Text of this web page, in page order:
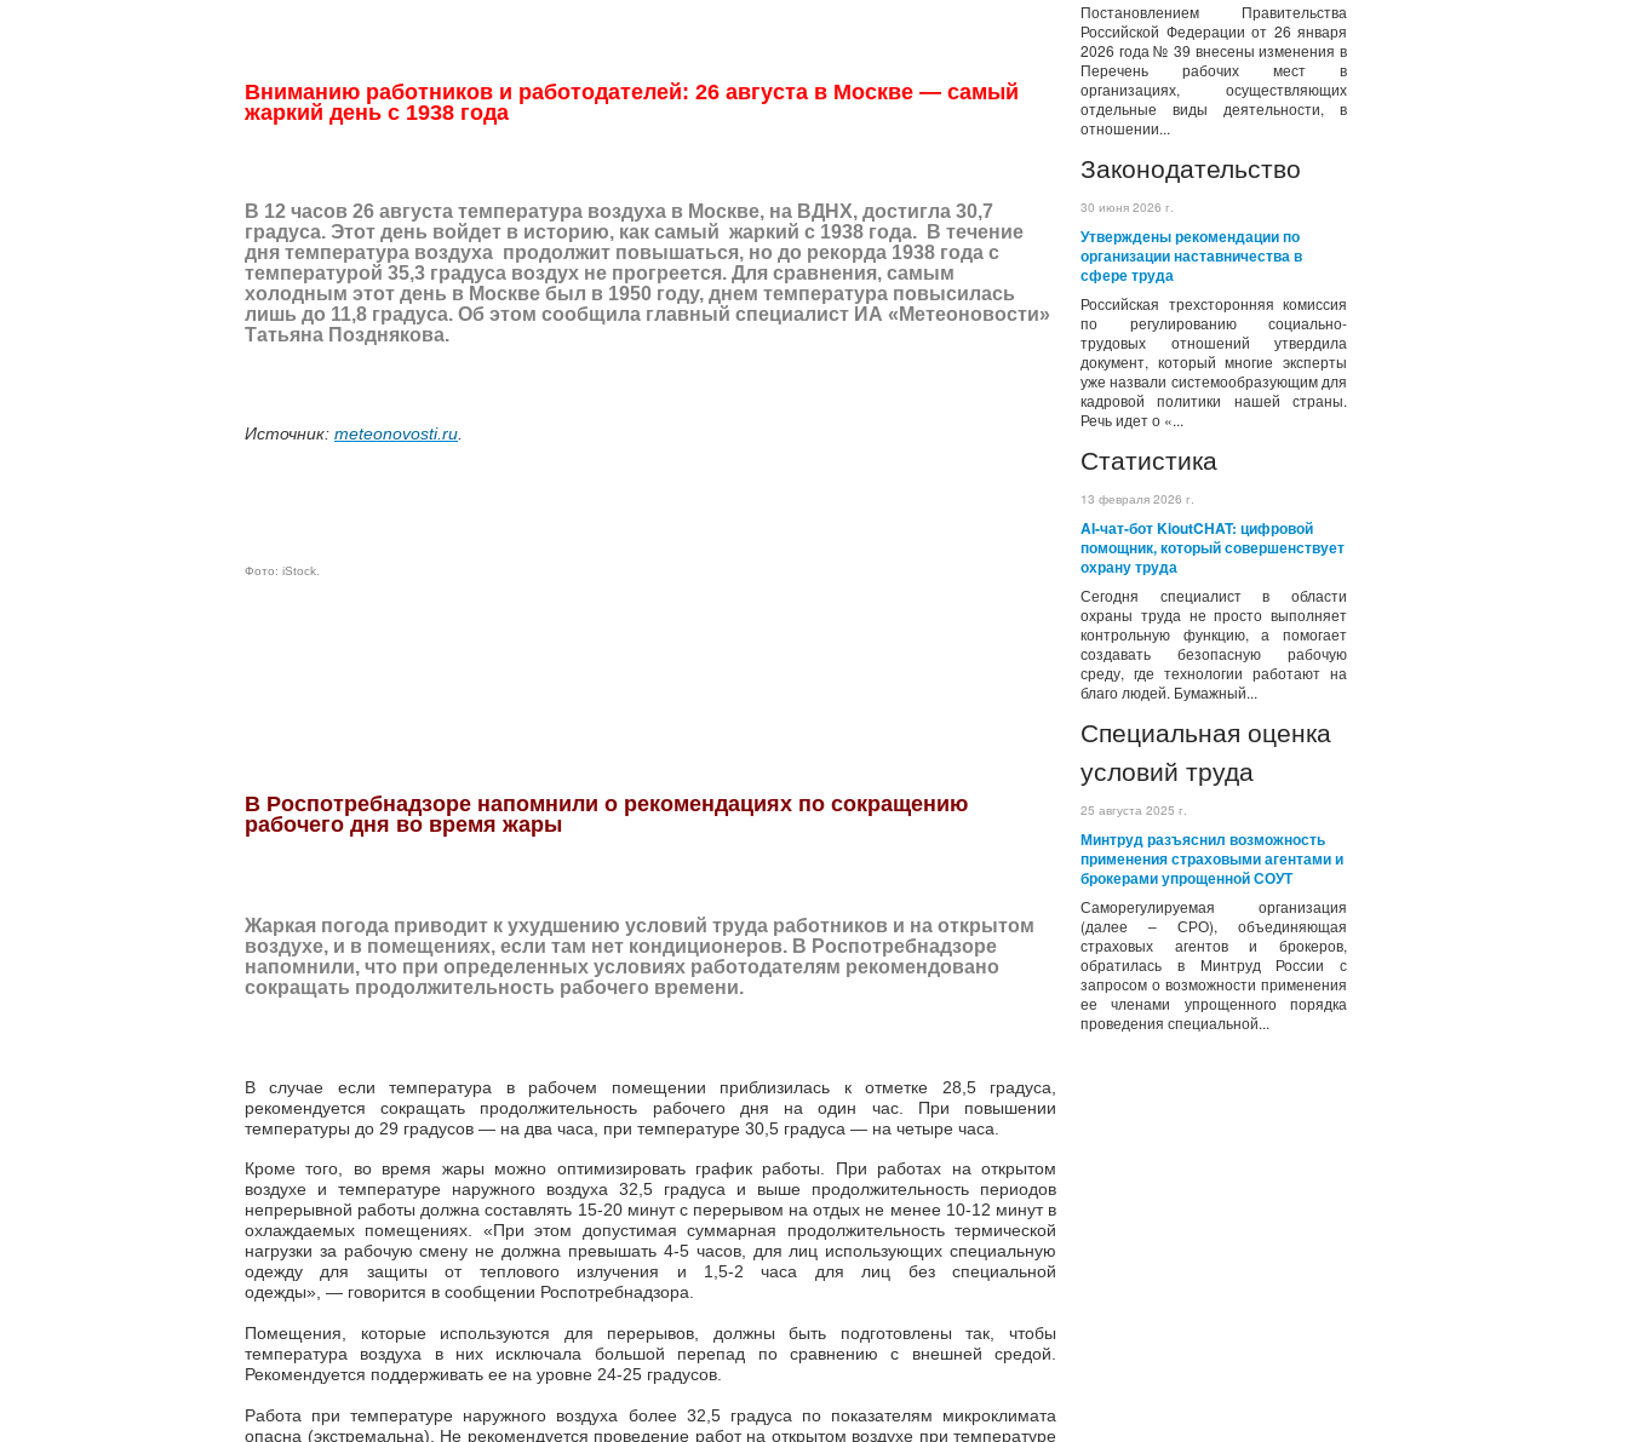
Постановлением Правительства
Российской Федерации от 26 января
2026 года № 39 внесены изменения в
Перечень рабочих мест в
организациях, осуществляющих
отдельные виды деятельности, в
отношении...
Законодательство
30 июня 2026 г.
Утверждены рекомендации по
организации наставничества в
сфере труда
Российская трехсторонняя комиссия
по регулированию социально-
трудовых отношений утвердила
документ, который многие эксперты
уже назвали системообразующим для
кадровой политики нашей страны.
Речь идет о «...
Статистика
13 февраля 2026 г.
AI-чат-бот KioutCHAT: цифровой
помощник, который совершенствует
охрану труда
Сегодня специалист в области
охраны труда не просто выполняет
контрольную функцию, а помогает
создавать безопасную рабочую
среду, где технологии работают на
благо людей. Бумажный...
Специальная оценка
условий труда
25 августа 2025 г.
Минтруд разъяснил возможность
применения страховыми агентами и
брокерами упрощенной СОУТ
Саморегулируемая организация
(далее – СРО), объединяющая
страховых агентов и брокеров,
обратилась в Минтруд России с
запросом о возможности применения
ее членами упрощенного порядка
проведения специальной...
Вниманию работников и работодателей: 26 августа в Москве — самый
жаркий день с 1938 года
В 12 часов 26 августа температура воздуха в Москве, на ВДНХ, достигла 30,7
градуса. Этот день войдет в историю, как самый жаркий с 1938 года. В течение
дня температура воздуха продолжит повышаться, но до рекорда 1938 года с
температурой 35,3 градуса воздух не прогреется. Для сравнения, самым
холодным этот день в Москве был в 1950 году, днем температура повысилась
лишь до 11,8 градуса. Об этом сообщила главный специалист ИА «Метеоновости»
Татьяна Позднякова.
Источник: meteonovosti.ru.
Фото: iStock.
В Роспотребнадзоре напомнили о рекомендациях по сокращению
рабочего дня во время жары
Жаркая погода приводит к ухудшению условий труда работников и на открытом
воздухе, и в помещениях, если там нет кондиционеров. В Роспотребнадзоре
напомнили, что при определенных условиях работодателям рекомендовано
сокращать продолжительность рабочего времени.
В случае если температура в рабочем помещении приблизилась к отметке 28,5 градуса,
рекомендуется сокращать продолжительность рабочего дня на один час. При повышении
температуры до 29 градусов — на два часа, при температуре 30,5 градуса — на четыре часа.
Кроме того, во время жары можно оптимизировать график работы. При работах на открытом
воздухе и температуре наружного воздуха 32,5 градуса и выше продолжительность периодов
непрерывной работы должна составлять 15-20 минут с перерывом на отдых не менее 10-12 минут в
охлаждаемых помещениях. «При этом допустимая суммарная продолжительность термической
нагрузки за рабочую смену не должна превышать 4-5 часов, для лиц использующих специальную
одежду для защиты от теплового излучения и 1,5-2 часа для лиц без специальной
одежды», — говорится в сообщении Роспотребнадзора.
Помещения, которые используются для перерывов, должны быть подготовлены так, чтобы
температура воздуха в них исключала большой перепад по сравнению с внешней средой.
Рекомендуется поддерживать ее на уровне 24-25 градусов.
Работа при температуре наружного воздуха более 32,5 градуса по показателям микроклимата
опасна (экстремальна). Не рекомендуется проведение работ на открытом воздухе при температуре